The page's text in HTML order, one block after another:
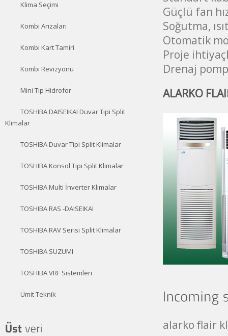
Güçlü fan
Soğutma,
Otomatik
Proje
Drenaj
ALARKO
alarko flair
Klima Seçimi
Kombi Arızaları
Kombi Kart Tamiri
Kombi Revizyonu
Mini Tip Hidrofor
TOSHIBA DAISEIKAI Duvar Tipi Split
Klimalar
TOSHIBA Duvar Tipi Split Klimalar
TOSHIBA Konsol Tipi Split Klimalar
TOSHIBA Multi İnverter Klimalar
TOSHIBA RAS -DAISEIKAI
TOSHIBA RAV Serisi Split Klimalar
TOSHIBA SUZUMI
TOSHIBA VRF Sistemleri
Ümit Teknik